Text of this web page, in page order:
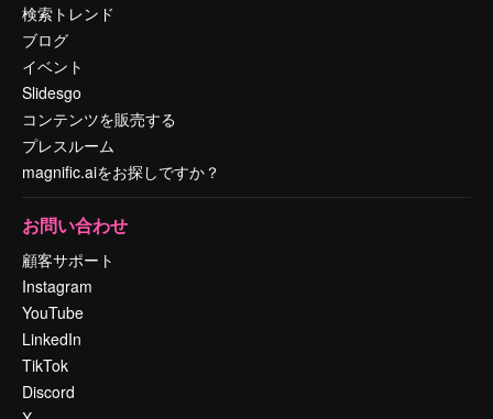
検索トレンド
ブログ
イベント
Slidesgo
コンテンツを販売する
プレスルーム
magnific.aiをお探しですか？
お問い合わせ
顧客サポート
Instagram
YouTube
LinkedIn
TikTok
Discord